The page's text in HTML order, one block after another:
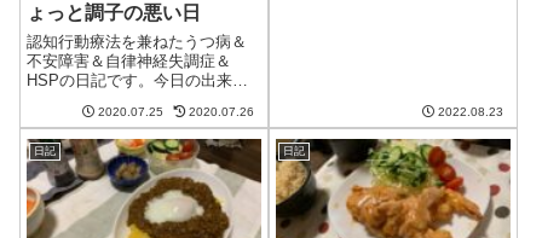
ょっと調子の悪い日
認知行動療法を兼ねたうつ病＆
不安障害＆自律神経失調症＆
HSPの日記です。今日の出来事
だりの天気。毎日こんなことを
書いている気もするが湿気も高
く蒸し暑い。午前中は妻と一緒
に散歩に出る。調子が悪く、途
中で不安と緊張が...
2020.07.25 2020.07.26 2022.08.23
日記 日記